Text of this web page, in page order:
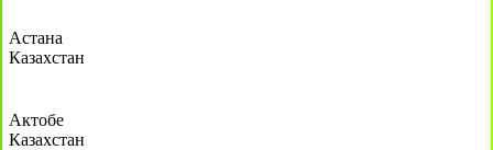
Астана
Казахстан
Актобе
Казахстан